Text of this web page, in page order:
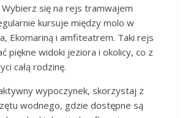
się na rejs tramwajem
kursuje między molo w
Ekomariną i amfiteatrem. Taki rejs
piękne widoki jeziora i okolicy, co z
całą rodzinę.
wypoczynek, skorzystaj z
wodnego, gdzie dostępne są